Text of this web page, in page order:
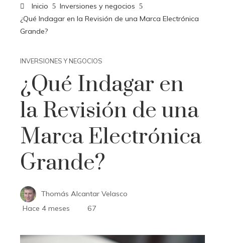
Inicio
Inversiones y negocios
¿Qué Indagar en la Revisión de una Marca Electrónica
Grande?
INVERSIONES Y NEGOCIOS
¿Qué Indagar en
la Revisión de una
Marca Electrónica
Grande?
Thomás Alcantar Velasco
Hace 4 meses
67